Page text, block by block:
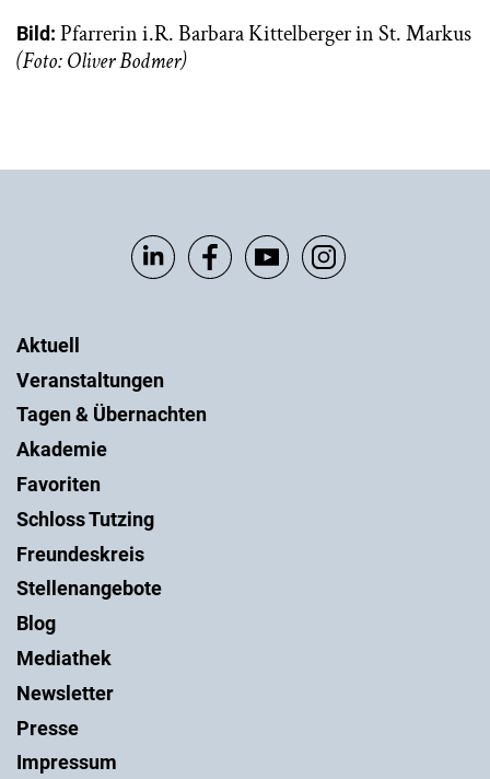
Bild: Pfarrerin i.R. Barbara Kittelberger in St. Markus
(Foto: Oliver Bodmer)
Aktuell
Veranstaltungen
Tagen & Übernachten
Akademie
Favoriten
Schloss Tutzing
Freundeskreis
Stellenangebote
Blog
Mediathek
Newsletter
Presse
Impressum